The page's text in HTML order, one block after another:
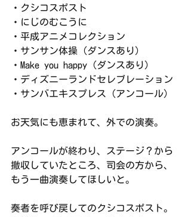
・クシコスポスト
・にじのむこうに
・平成アニメコレクション
・サンサン体操（ダンスあり）
・Make you happy（ダンスあり）
・ディズニーランドセレブレーション
・サンバエキスプレス（アンコール）
お天気にも恵まれて、外での演奏。
アンコールが終わり、ステージ？から
撤収していたところ、司会の方から、
もう一曲演奏してほしいと。
奏者を呼び戻してのクシコスポスト。